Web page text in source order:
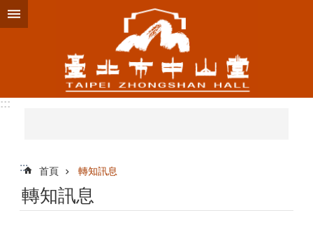
跳到主要內容區塊
:::
::: 首頁 轉知訊息
轉知訊息